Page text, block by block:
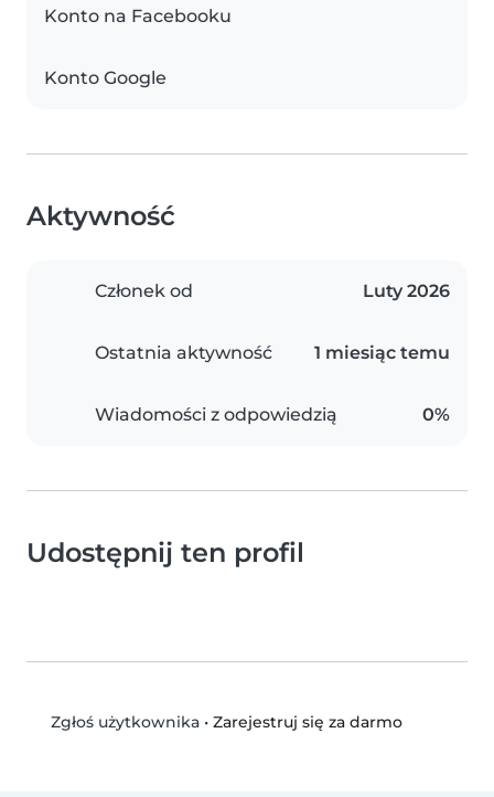
Konto na Facebooku
Konto Google
Aktywność
Członek od Luty 2026
Ostatnia aktywność 1 miesiąc temu
Wiadomości z odpowiedzią 0%
Udostępnij ten profil
Zgłoś użytkownika• Zarejestruj się za darmo